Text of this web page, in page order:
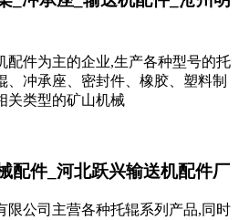
配件为主的企业,生产各种型号的托
、冲承座、密封件、橡胶、塑料制
关类型的矿山机械
配件_河北跃兴输送机配件厂
限公司主营各种托辊系列产品,同时